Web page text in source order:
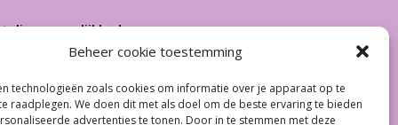
Beheer cookie toestemming
technologieën zoals cookies om informatie over je apparaat op te
raadplegen. We doen dit met als doel om de beste ervaring te bieden
advertenties te tonen. Door in te stemmen met deze
€0.00